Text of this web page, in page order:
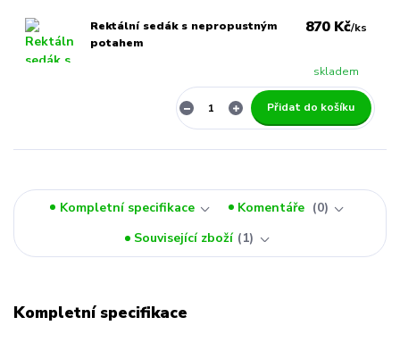
Rektální sedák s nepropustným
potahem
870 Kč/ks
skladem
Přidat do košíku
Kompletní specifikace Komentáře
0
Související zboží
1
Kompletní specifikace